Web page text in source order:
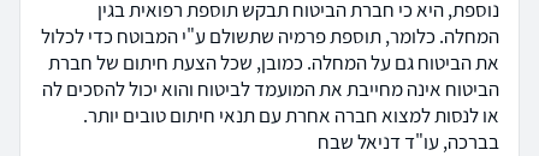
נוספת, היא כי חברת הביטוח תבקש תוספת רפואית בגין
המחלה. כלומר, תוספת פרמיה שתשולם ע"י המבוטח כדי לכלול
את הביטוח גם על המחלה. כמובן, שכל הצעת חיתום של חברת
הביטוח אינה מחייבת את המועמד לביטוח והוא יכול להסכים לה
או לנסות למצוא חברה אחרת עם תנאי חיתום טובים יותר.
בברכה, עו"ד דניאל שבח